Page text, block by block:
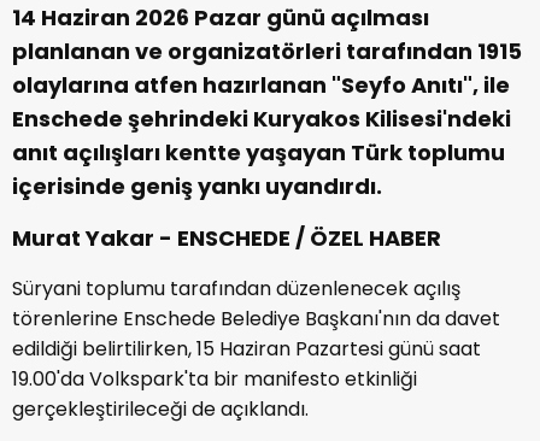
14 Haziran 2026 Pazar günü açılması
planlanan ve organizatörleri tarafından 1915
olaylarına atfen hazırlanan "Seyfo Anıtı", ile
Enschede şehrindeki Kuryakos Kilisesi'ndeki
anıt açılışları kentte yaşayan Türk toplumu
içerisinde geniş yankı uyandırdı.
Murat Yakar - ENSCHEDE / ÖZEL HABER
Süryani toplumu tarafından düzenlenecek açılış
törenlerine Enschede Belediye Başkanı'nın da davet
edildiği belirtilirken, 15 Haziran Pazartesi günü saat
19.00'da Volkspark'ta bir manifesto etkinliği
gerçekleştirileceği de açıklandı.